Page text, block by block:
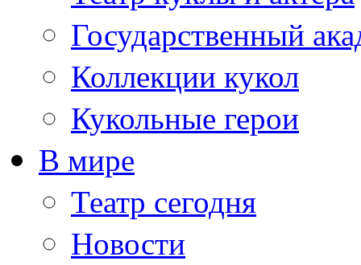
Государственный
Коллекции кукол
Кукольные герои
В мире
Театр сегодня
Новости